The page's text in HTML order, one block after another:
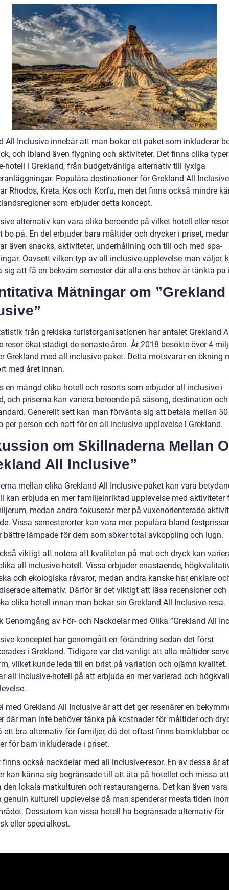
All Inclusive innebär att man bokar ett paket som inkluderar
och ibland även flygning och aktiviteter. Det finns olika
hotell i Grekland, från budgetvänliga alternativ till lyxiga
Populära destinationer för Grekland All
Rhodos, Kreta, Kos och Korfu, men det finns också mindre
som erbjuder detta koncept.
alternativ kan vara olika beroende på vilket hotell eller
bo på. En del erbjuder bara måltider och drycker i priset,
även snacks, aktiviteter, underhållning och till och med spa-
Oavsett vilken typ av all inclusive-upplevelse man väljer,
sig att få en bekväm semester där alla ens behov är tänkta på
Mätningar om
från grekiska turistorganisationen har antalet Grekland
resor ökat stadigt de senaste åren. År 2018 besökte över 4
Grekland med all inclusive-paket. Detta motsvarar en ökning
med året innan.
en mängd olika hotell och resorts som erbjuder all inclusive i
och priserna kan variera beroende på säsong, destination och
Generellt sett kan man förvänta sig att betala mellan
per person och natt för en all inclusive-upplevelse i Grekland.
om Skillnaderna Mellan
All Inclusive”
mellan olika Grekland All Inclusive-paket kan vara
kan erbjuda en mer familjeinriktad upplevelse med aktiviteter
medan andra fokuserar mer på vuxenorienterade
Vissa semesterorter kan vara mer populära bland
bättre lämpade för dem som söker total avkoppling och lugn.
viktigt att notera att kvaliteten på mat och dryck kan
all inclusive-hotell. Vissa erbjuder enastående,
och ekologiska råvaror, medan andra kanske har enklare
alternativ. Därför är det viktigt att läsa recensioner och
olika hotell innan man bokar sin Grekland All Inclusive-resa.
Genomgång av För- och Nackdelar med Olika ”Grekland All
konceptet har genomgått en förändring sedan det först
i Grekland. Tidigare var det vanligt att alla måltider
vilket kunde leda till en brist på variation och ojämn kvalitet.
all inclusive-hotell på att erbjuda en mer varierad och
med Grekland All Inclusive är att det ger resenärer en
där man inte behöver tänka på kostnader för måltider och
ett bra alternativ för familjer, då det oftast finns barnklubbar
för barn inkluderade i priset.
finns också nackdelar med all inclusive-resor. En av dessa är
kan känna sig begränsade till att äta på hotellet och missa att
den lokala matkulturen och restaurangerna. Det kan även
genuin kulturell upplevelse då man spenderar mesta tiden
Dessutom kan vissa hotell ha begränsade alternativ för
eller specialkost.